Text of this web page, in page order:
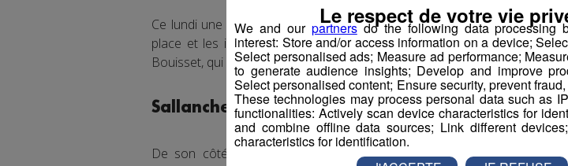
Ce lundi une équipe de l’identification criminelle de la gendarmerie a été
place et les investigations sont en cours confirme le procureur de
Bouisset, qui ne peut partager davantage d’informations pour l’heure.
Sallanches, fief de héros : la mairie s’en réjouit.
De son côté, le maire de Sallanches Georges Morand est très fier
We and our partnersdo the following data processing
interest: Store and/or access information on a device;
Select personalised ads; Measure ad performance;
to generate audience insights; Develop and improve
Select personalised content; Ensure security, prevent
These technologies may process personal data such as
functionalities: Actively scan device characteristics for
and combine offline data sources; Link different
characteristics for identification.
Le respect de votre vie